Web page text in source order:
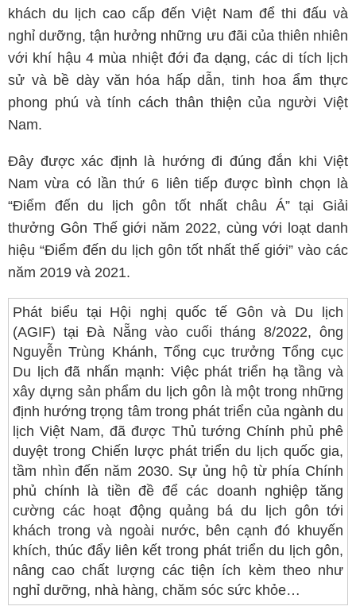
khách du lịch cao cấp đến Việt Nam để thi đấu và
nghỉ dưỡng, tận hưởng những ưu đãi của thiên nhiên
với khí hậu 4 mùa nhiệt đới đa dạng, các di tích lịch
sử và bề dày văn hóa hấp dẫn, tinh hoa ẩm thực
phong phú và tính cách thân thiện của người Việt
Nam.
Đây được xác định là hướng đi đúng đắn khi Việt
Nam vừa có lần thứ 6 liên tiếp được bình chọn là
“Điểm đến du lịch gôn tốt nhất châu Á” tại Giải
thưởng Gôn Thế giới năm 2022, cùng với loạt danh
hiệu “Điểm đến du lịch gôn tốt nhất thế giới” vào các
năm 2019 và 2021.
Phát biểu tại Hội nghị quốc tế Gôn và Du lịch
(AGIF) tại Đà Nẵng vào cuối tháng 8/2022, ông
Nguyễn Trùng Khánh, Tổng cục trưởng Tổng cục
Du lịch đã nhấn mạnh: Việc phát triển hạ tầng và
xây dựng sản phẩm du lịch gôn là một trong những
định hướng trọng tâm trong phát triển của ngành du
lịch Việt Nam, đã được Thủ tướng Chính phủ phê
duyệt trong Chiến lược phát triển du lịch quốc gia,
tầm nhìn đến năm 2030. Sự ủng hộ từ phía Chính
phủ chính là tiền đề để các doanh nghiệp tăng
cường các hoạt động quảng bá du lịch gôn tới
khách trong và ngoài nước, bên cạnh đó khuyến
khích, thúc đẩy liên kết trong phát triển du lịch gôn,
nâng cao chất lượng các tiện ích kèm theo như
nghỉ dưỡng, nhà hàng, chăm sóc sức khỏe…